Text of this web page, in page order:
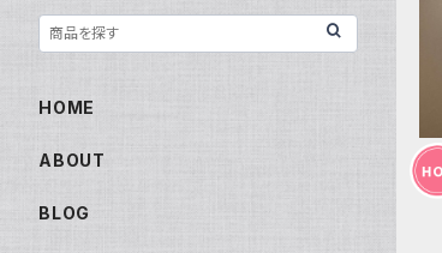
HOME
ABOUT
BLOG